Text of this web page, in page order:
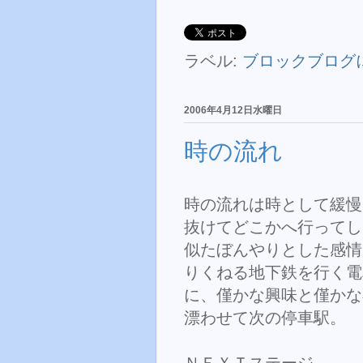
ラベル: ブロックブログ
2006年4月12日水曜日
時の流れ
時の流れは時として緩
抜けてどこかへ行って
似たぼんやりとした感
りくねる地下鉄を行く
に、僅かな興味と僅か
漂わせて次の停車駅。